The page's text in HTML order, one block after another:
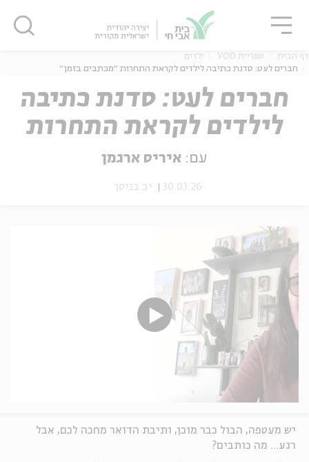
אנגלית
דף הבית ספריית VOD
ילדים
חברים לעט: סדנת כתיבה לילדים לקראת התחרות ״מכתבים בזמן״
חברים לעט: סדנת כתיבה
לילדים לקראת התחרות
״מכתבים בזמן״
עם: איריס ארגמן
30.03.26 יב בניסן
יש מעטפה, הבול כבר מוכן, ותיבת הדואר מחכה לכם, אבל
רגע... מה כותבים?
סגור